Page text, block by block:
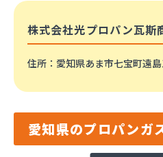
株式会社光プロパン瓦斯
住所 ：愛知県あま市七宝町遠
愛知県のプロパンガ